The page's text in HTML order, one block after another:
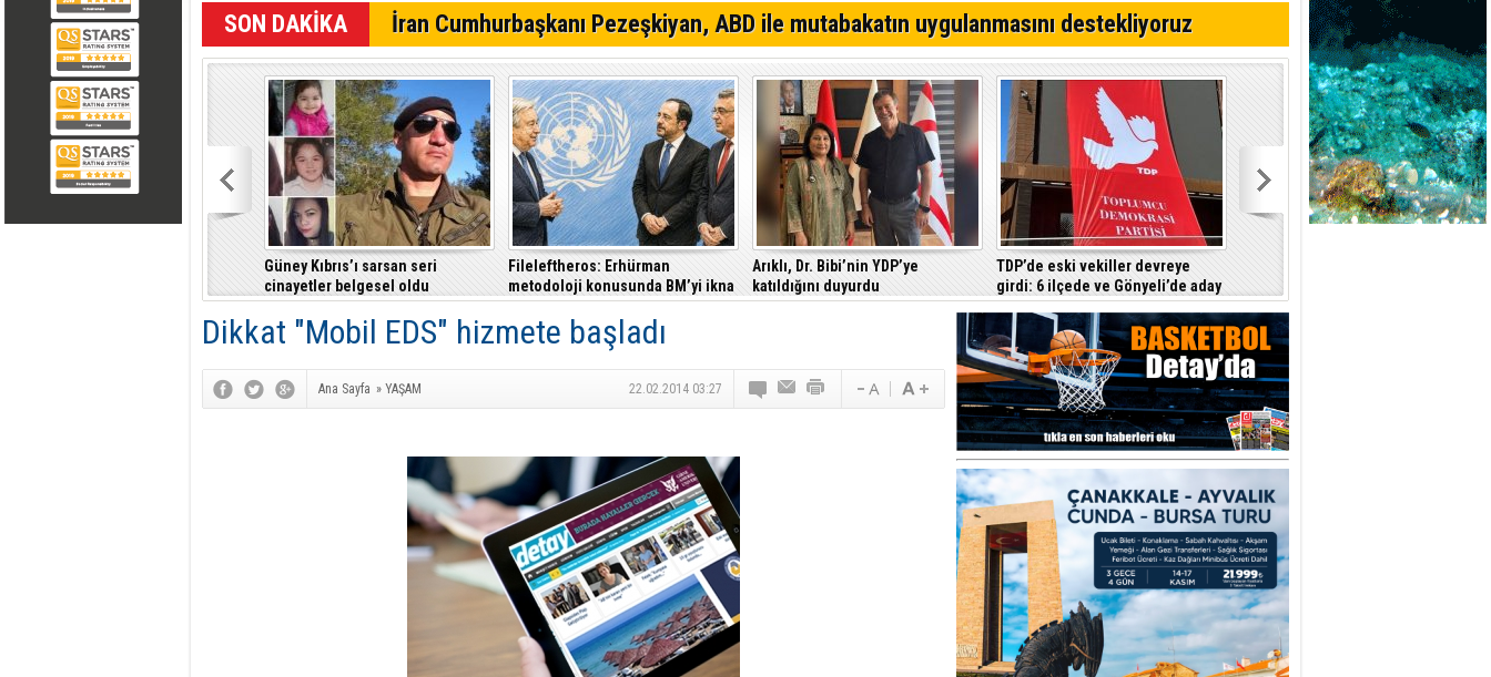
Eğlence mekanına tabanca ile gitti, tutuklandı
Trafik denetimlerinde 520 sürücü rapor edildi
İran Cumhurbaşkanı Pezeşkiyan, ABD ile mutabakatın uygulanmasını destekliyoruz
Güney Kıbrıs’ı sarsan seri
cinayetler belgesel oldu
Fileleftheros: Erhürman
metodoloji konusunda BM’yi ikna
etti
Arıklı, Dr. Bibi’nin YDP’ye
katıldığını duyurdu
TDP’de eski vekiller devreye
girdi: 6 ilçede ve Gönyeli’de aday
çıkarılması gündemde
Dikkat "Mobil EDS" hizmete başladı
Ana Sayfa » YAŞAM 22.02.2014 03:27